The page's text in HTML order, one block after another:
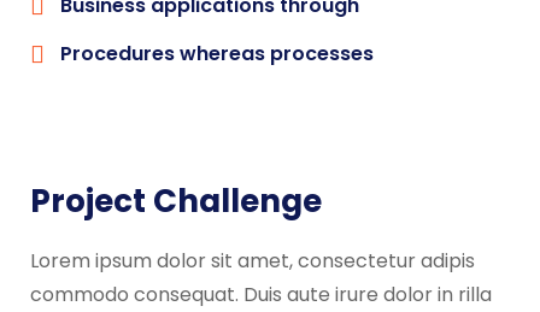
Procedures whereas processes
Project Challenge
Lorem ipsum dolor sit amet, consectetur adipis
commodo consequat. Duis aute irure dolor in rilla